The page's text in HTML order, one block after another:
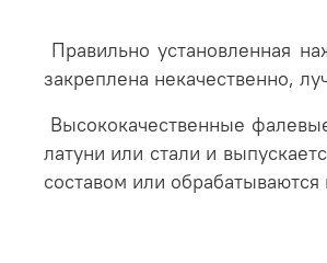
Правильно установленная
закреплена некачественно,
Высококачественные
латуни или стали и
составом или